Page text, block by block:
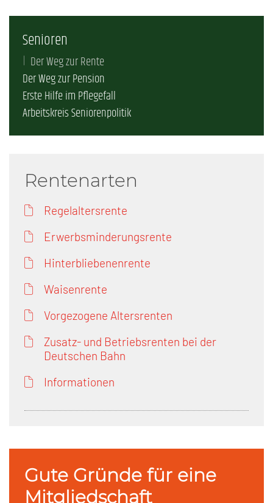
Senioren
Der Weg zur Rente
Der Weg zur Pension
Erste Hilfe im Pflegefall
Arbeitskreis Seniorenpolitik
Rentenarten
Regelaltersrente
Erwerbsminderungsrente
Hinterbliebenenrente
Waisenrente
Vorgezogene Altersrenten
Zusatz- und Betriebsrenten bei der
Deutschen Bahn
Informationen
Gute Gründe für eine
Mitgliedschaft